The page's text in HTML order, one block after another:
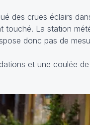
des crues éclairs
touché. La station
donc pas de
et une coulée